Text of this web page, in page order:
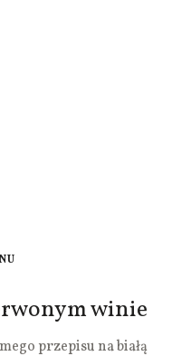
winie
przepisu na białą